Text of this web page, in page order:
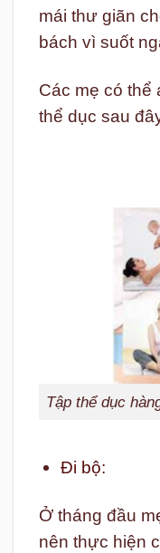
mái thư giãn
bách vì suốt
Các mẹ có thể
thể dục sau
Tập thể dục
Đi bộ:
Ở tháng đầu
nên thực hiện